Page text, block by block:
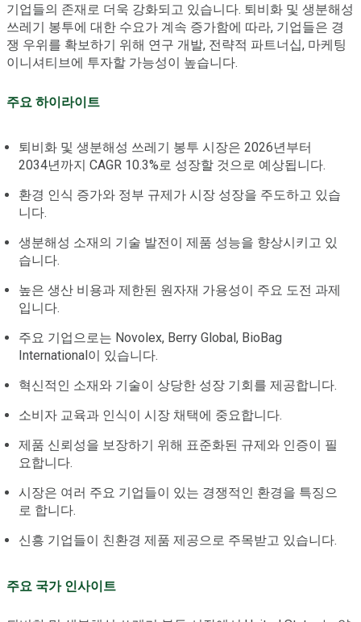
기업들의 존재로 더욱 강화되고 있습니다. 퇴비화 및 생분해성
쓰레기 봉투에 대한 수요가 계속 증가함에 따라, 기업들은 경
쟁 우위를 확보하기 위해 연구 개발, 전략적 파트너십, 마케팅
이니셔티브에 투자할 가능성이 높습니다.
주요 하이라이트
퇴비화 및 생분해성 쓰레기 봉투 시장은 2026년부터
2034년까지 CAGR 10.3%로 성장할 것으로 예상됩니다.
환경 인식 증가와 정부 규제가 시장 성장을 주도하고 있습
니다.
생분해성 소재의 기술 발전이 제품 성능을 향상시키고 있
습니다.
높은 생산 비용과 제한된 원자재 가용성이 주요 도전 과제
입니다.
주요 기업으로는 Novolex, Berry Global, BioBag
International이 있습니다.
혁신적인 소재와 기술이 상당한 성장 기회를 제공합니다.
소비자 교육과 인식이 시장 채택에 중요합니다.
제품 신뢰성을 보장하기 위해 표준화된 규제와 인증이 필
요합니다.
시장은 여러 주요 기업들이 있는 경쟁적인 환경을 특징으
로 합니다.
신흥 기업들이 친환경 제품 제공으로 주목받고 있습니다.
주요 국가 인사이트